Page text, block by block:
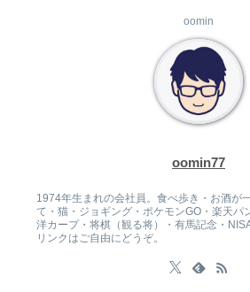
oomin
oomin77
1974年生まれの会社員。食べ歩き・お酒が
て・猫・ジョギング・ポケモンGO・楽天パ
洋カープ・将棋（観る将）・有馬記念・
リンクはご自由にどうぞ。